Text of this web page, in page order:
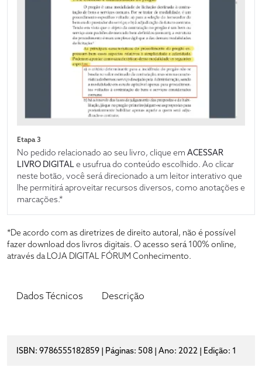
Etapa 3
No pedido relacionado ao seu livro, clique em ACESSAR
LIVRO DIGITALe usufrua do conteúdo escolhido. Ao clicar
neste botão, você será direcionado a um leitor interativo que
lhe permitirá aproveitar recursos diversos, como anotações e
marcações.*
*De acordo com as diretrizes de direito autoral, não é possível
fazer download dos livros digitais. O acesso será 100% online,
através da LOJA DIGITAL FÓRUM Conhecimento.
Dados Técnicos Descrição
ISBN: 9786555182859 | Páginas: 508 | Ano: 2022 | Edição: 1